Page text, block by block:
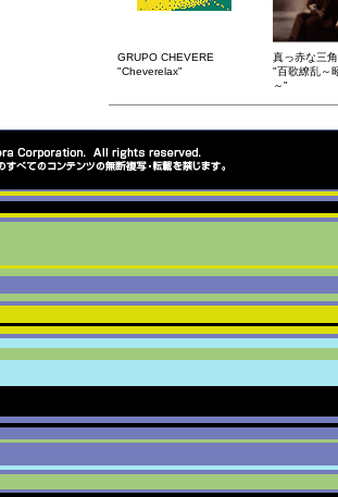
GRUPO CHEVERE
"Cheverelax"
真っ赤な三
"百歌繚乱～
～"